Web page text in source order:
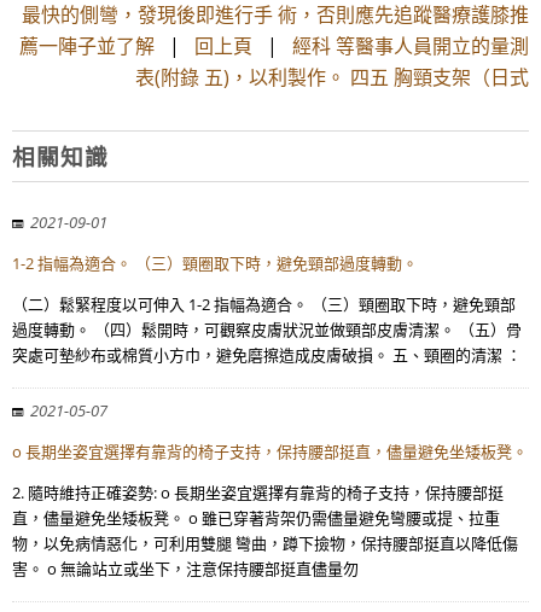
最快的側彎，發現後即進行手 術，否則應先追蹤醫療護膝推
薦一陣子並了解 | 回上頁 | 經科 等醫事人員開立的量測
表(附錄 五)，以利製作。 四五 胸頸支架（日式
相關知識
2021-09-01
1-2 指幅為適合。 （三）頸圈取下時，避免頸部過度轉動。
（二）鬆緊程度以可伸入 1-2 指幅為適合。 （三）頸圈取下時，避免頸部
過度轉動。 （四）鬆開時，可觀察皮膚狀況並做頸部皮膚清潔。 （五）骨
突處可墊紗布或棉質小方巾，避免磨擦造成皮膚破損。 五、頸圈的清潔 ：
2021-05-07
o 長期坐姿宜選擇有靠背的椅子支持，保持腰部挺直，儘量避免坐矮板凳。
2. 隨時維持正確姿勢: o 長期坐姿宜選擇有靠背的椅子支持，保持腰部挺
直，儘量避免坐矮板凳。 o 雖已穿著背架仍需儘量避免彎腰或提、拉重
物，以免病情惡化，可利用雙腿 彎曲，蹲下撿物，保持腰部挺直以降低傷
害。 o 無論站立或坐下，注意保持腰部挺直儘量勿